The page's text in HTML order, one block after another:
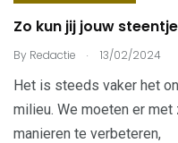
Zo kun jij jouw
By Redactie . 13/02/2024
Het is steeds vaker het
milieu. We moeten er met
manieren te verbeteren,